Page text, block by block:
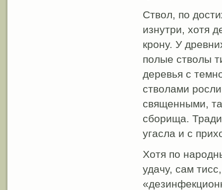
Ствол, по
изнутри, хотя
крону. У
полые стволы
деревья с
стволами
священными,
сборища.
угасла и с
Хотя по
удачу, сам